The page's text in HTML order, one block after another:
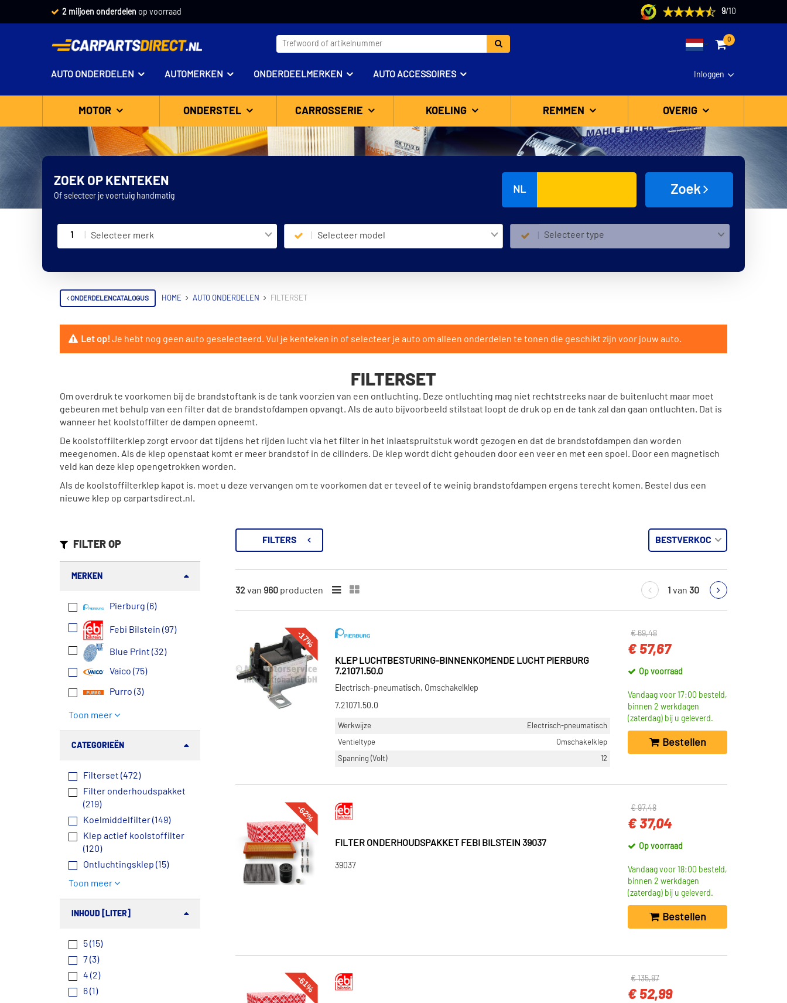
Vandaag besteld, morgen in huis *
2 miljoen onderdelen op voorraad 9/ 10
0
Inloggen
AUTO ONDERDELEN AUTOMERKEN ONDERDEELMERKEN AUTO ACCESSOIRES
MOTOR ONDERSTEL CARROSSERIE KOELING REMMEN OVERIG
ZOEK OP KENTEKEN
Of selecteer je voertuig handmatig
NL Zoek
1 Selecteer merk Selecteer model Selecteer type
ONDERDELENCATALOGUS HOME AUTO ONDERDELEN FILTERSET
Let op!Je hebt nog geen auto geselecteerd. Vul je kenteken in of selecteer je auto om alleen onderdelen te tonen die geschikt zijn voor jouw auto.
FILTERSET
Om overdruk te voorkomen bij de brandstoftank is de tank voorzien van een ontluchting. Deze ontluchting mag niet rechtstreeks naar de buitenlucht maar moet
gebeuren met behulp van een filter dat de brandstofdampen opvangt. Als de auto bijvoorbeeld stilstaat loopt de druk op en de tank zal dan gaan ontluchten. Dat is
wanneer het koolstoffilter de dampen opneemt.
De koolstoffilterklep zorgt ervoor dat tijdens het rijden lucht via het filter in het inlaatspruitstuk wordt gezogen en dat de brandstofdampen dan worden
meegenomen. Als de klep openstaat komt er meer brandstof in de cilinders. De klep wordt dicht gehouden door een veer en met een spoel. Door een magnetisch
veld kan deze klep opengetrokken worden.
Als de koolstoffilterklep kapot is, moet u deze vervangen om te voorkomen dat er teveel of te weinig brandstofdampen ergens terecht komen. Bestel dus een
nieuwe klep op carpartsdirect.nl.
FILTER OP
MERKEN
Pierburg (6)
Febi Bilstein (97)
Blue Print (32)
Vaico (75)
Purro (3)
Toon meer
CATEGORIEËN
Filterset (472)
Filter onderhoudspakket
(219)
Koelmiddelfilter (149)
Klep actief koolstoffilter
(120)
Ontluchtingsklep (15)
Toon meer
INHOUD [LITER]
5 (15)
7 (3)
4 (2)
6 (1)
FILTERS
32van 960 producten 1 van 30
-17%
KLEP LUCHTBESTURING-BINNENKOMENDE LUCHT PIERBURG
7.21071.50.0
Electrisch-pneumatisch, Omschakelklep
7.21071.50.0
Werkwijze
Electrisch-pneumatisch
Ventieltype
Omschakelklep
Spanning (Volt)
12
€ 69,48
€ 57,67
Op voorraad
Vandaag voor 17:00 besteld,
binnen 2 werkdagen
(zaterdag) bij u geleverd.
Bestellen
-62%
FILTER ONDERHOUDSPAKKET FEBI BILSTEIN 39037
39037
€ 97,48
€ 37,04
Op voorraad
Vandaag voor 18:00 besteld,
binnen 2 werkdagen
(zaterdag) bij u geleverd.
Bestellen
-61% € 135,87
€ 52,99